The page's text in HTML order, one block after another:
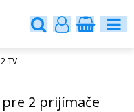
TV
2 prijímače